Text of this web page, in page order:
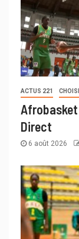
ACTUS 221
Afrobasket
Direct
6 août 2026